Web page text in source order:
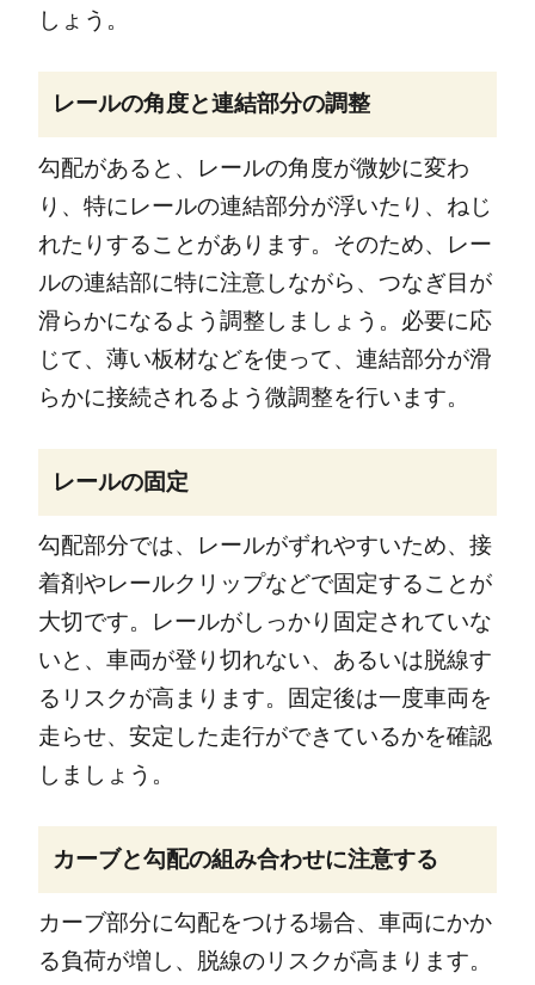
しょう。
レールの角度と連結部分の調整
勾配があると、レールの角度が微妙に変わ
り、特にレールの連結部分が浮いたり、ねじ
れたりすることがあります。そのため、レー
ルの連結部に特に注意しながら、つなぎ目が
滑らかになるよう調整しましょう。必要に応
じて、薄い板材などを使って、連結部分が滑
らかに接続されるよう微調整を行います。
レールの固定
勾配部分では、レールがずれやすいため、接
着剤やレールクリップなどで固定することが
大切です。レールがしっかり固定されていな
いと、車両が登り切れない、あるいは脱線す
るリスクが高まります。固定後は一度車両を
走らせ、安定した走行ができているかを確認
しましょう。
カーブと勾配の組み合わせに注意する
カーブ部分に勾配をつける場合、車両にかか
る負荷が増し、脱線のリスクが高まります。